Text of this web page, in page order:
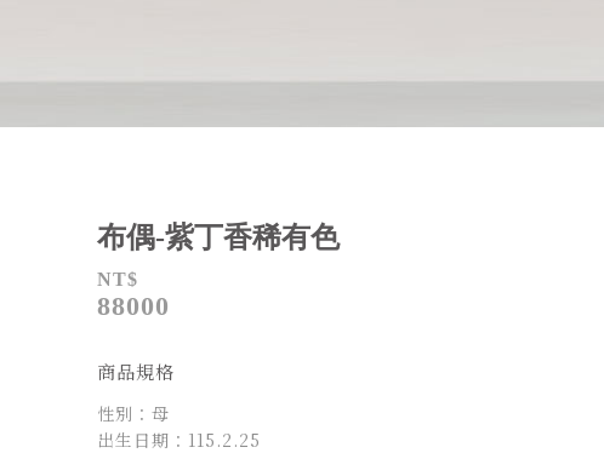
布偶-紫丁香稀有色
NT$
88000
商品規格
性別：母
出生日期：115.2.25